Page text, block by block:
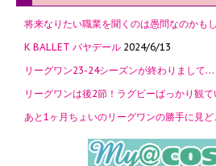
将来なりたい職業を聞くのは愚問なのかも
K BALLET バヤデール 2024/6/13
リーグワン23-24シーズンが終わりまして…
リーグワンは後2節！ラグビーばっかり観
あと1ヶ月ちょいのリーグワンの勝手に見ど